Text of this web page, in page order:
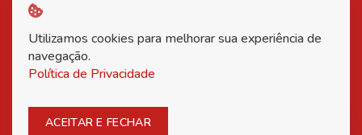
Copyright © 2026 Associação Nacional dos Inventores -
Todos os direitos reservados.
Utilizamos cookies para melhorar sua experiência de
navegação.
Política de Privacidade
ACEITAR E FECHAR